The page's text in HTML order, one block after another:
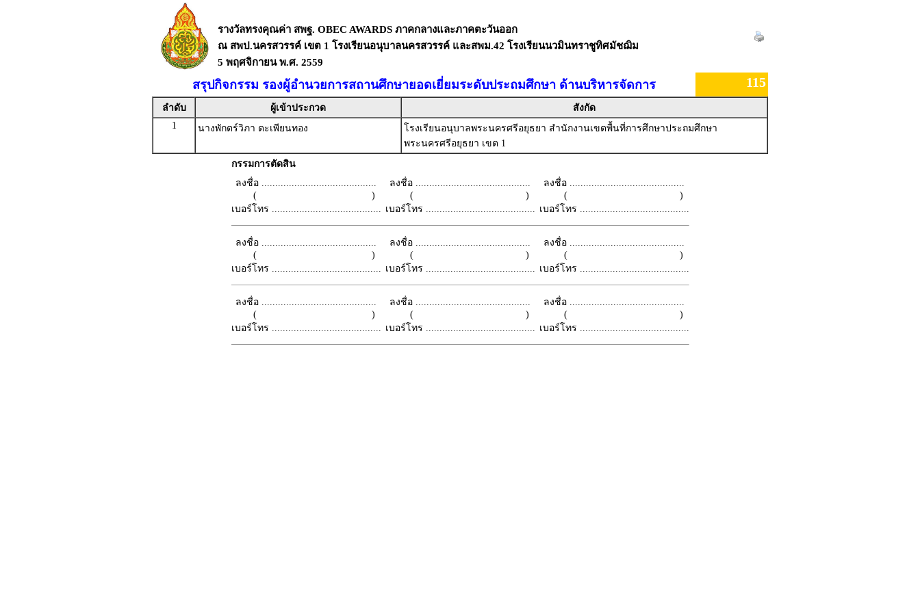
รางวัลทรงคุณค่า สพฐ. OBEC AWARDS ภาคกลางและภาคตะวันออก
ณ สพป.นครสวรรค์ เขต 1 โรงเรียนอนุบาลนครสวรรค์ และสพม.42 โรงเรียนนวมินทราชูทิศมัชฌิม
5 พฤศจิกายน พ.ศ. 2559
สรุปกิจกรรม รองผู้อำนวยการสถานศึกษายอดเยี่ยมระดับประถมศึกษา ด้านบริหารจัดการ 115
ลำดับ ผู้เข้าประกวด
สังกัด
1
นางพักตร์วิภา ตะเพียนทอง
โรงเรียนอนุบาลพระนครศรีอยุธยา สำนักงานเขตพื้นที่การศึกษาประถมศึกษา
พระนครศรีอยุธยา เขต 1
กรรมการตัดสิน
ลงชื่อ ..........................................
( )
เบอร์โทร ........................................
ลงชื่อ ..........................................
( )
เบอร์โทร ........................................
ลงชื่อ ..........................................
( )
เบอร์โทร ........................................
ลงชื่อ ..........................................
( )
เบอร์โทร ........................................
ลงชื่อ ..........................................
( )
เบอร์โทร ........................................
ลงชื่อ ..........................................
( )
เบอร์โทร ........................................
ลงชื่อ ..........................................
( )
เบอร์โทร ........................................
ลงชื่อ ..........................................
( )
เบอร์โทร ........................................
ลงชื่อ ..........................................
( )
เบอร์โทร ........................................